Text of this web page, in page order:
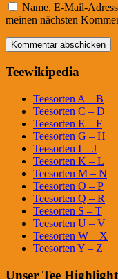
Name, E-Mail-
meinen nächsten
Teewikipedia
Teesorten A – B
Teesorten C – D
Teesorten E – F
Teesorten G – H
Teesorten I – J
Teesorten K – L
Teesorten M – N
Teesorten O – P
Teesorten Q – R
Teesorten S – T
Teesorten U – V
Teesorten W – X
Teesorten Y – Z
Unser Tee Highlight